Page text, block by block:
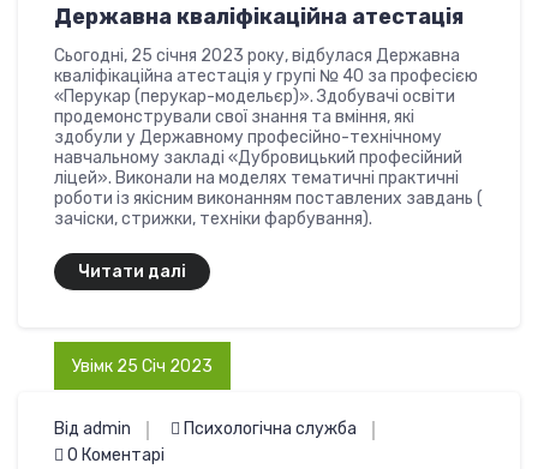
Державна кваліфікаційна атестація
Сьогодні, 25 січня 2023 року, відбулася Державна
кваліфікаційна атестація у групі № 40 за професією
«Перукар (перукар-модельєр)». Здобувачі освіти
продемонстрували свої знання та вміння, які
здобули у Державному професійно-технічному
навчальному закладі «Дубровицький професійний
ліцей». Виконали на моделях тематичні практичні
роботи із якісним виконанням поставлених завдань (
зачіски, стрижки, техніки фарбування).
Читати далі
Увімк 25 Січ 2023
Від admin
Психологічна служба
0 Коментарі